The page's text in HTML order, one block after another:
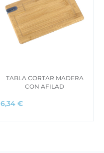
TABLA CORTAR MADERA
CON AFILAD
6,34 €